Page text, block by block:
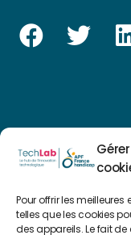
Pour offrir les
telles que les cookies
des appareils. Le fait